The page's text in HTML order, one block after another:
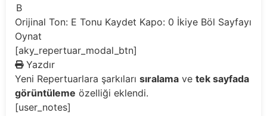
B
Orijinal Ton: E Tonu Kaydet Kapo: 0 İkiye Böl Sayfayı
Oynat
[aky_repertuar_modal_btn]
Yazdır
Yeni Repertuarlara şarkıları sıralama ve tek sayfada
görüntüleme özelliği eklendi.
[user_notes]